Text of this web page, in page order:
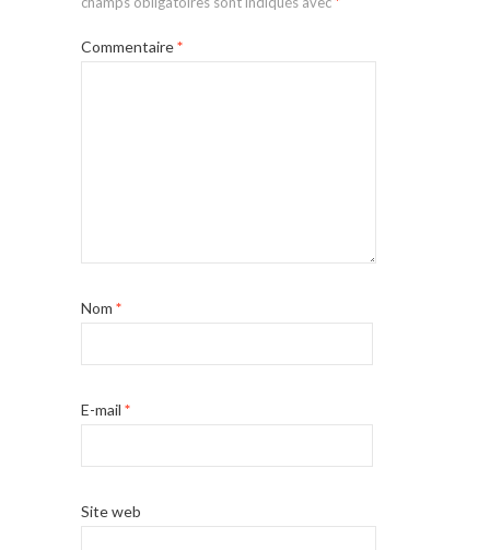
Commentaire*
Nom *
E-mail *
Site web